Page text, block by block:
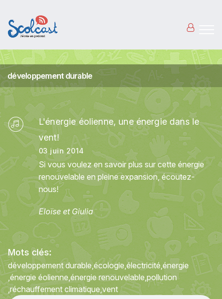
développement durable
L'énergie éolienne, une énergie dans le
vent!
03 juin 2014
Si vous voulez en savoir plus sur cette énergie
renouvelable en pleine expansion, écoutez-
nous!
Eloïse et Giulia
Mots clés:
développement durable écologie électricité énergie
énergie éolienne énergie renouvelable pollution
réchauffement climatique vent